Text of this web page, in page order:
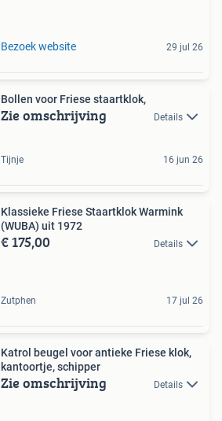
Bezoek website 29 jul 26
Bollen voor Friese staartklok,
Zie omschrijving Details
Tijnje 16 jun 26
Klassieke Friese Staartklok Warmink
(WUBA) uit 1972
€ 175,00 Details
Zutphen 17 jul 26
Katrol beugel voor antieke Friese klok,
kantoortje, schipper
Zie omschrijving Details